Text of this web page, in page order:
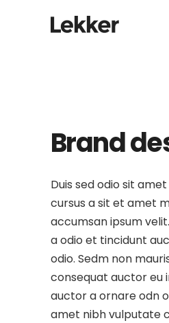
Brand
Duis sed odio sit
cursus a sit et amet
accumsan ipsum
a odio et tincidunt
odio. Sedm non
consequat auctor eu
auctor a ornare odn
amet nibh vulputate